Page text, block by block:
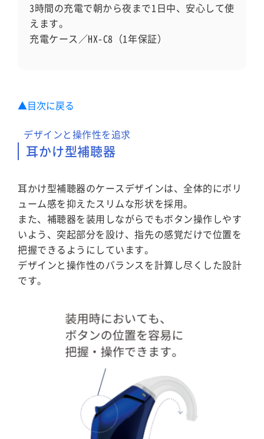
3時間の充電で朝から夜まで1日中、安心して使
えます。
充電ケース／HX-C8（1年保証）
▲目次に戻る
デザインと操作性を追求
耳かけ型補聴器
耳かけ型補聴器のケースデザインは、全体的にボリ
ューム感を抑えたスリムな形状を採用。
また、補聴器を装用しながらでもボタン操作しやす
いよう、突起部分を設け、指先の感覚だけで位置を
把握できるようにしています。
デザインと操作性のバランスを計算し尽くした設計
です。